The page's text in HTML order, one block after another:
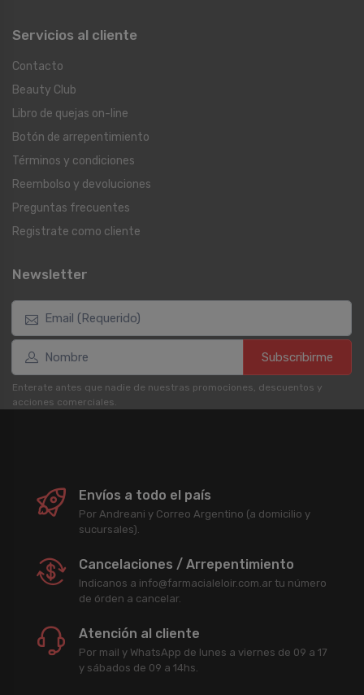
Servicios al cliente
Contacto
Beauty Club
Libro de quejas on-line
Botón de arrepentimiento
Términos y condiciones
Reembolso y devoluciones
Preguntas frecuentes
Registrate como cliente
Newsletter
Subscribirme
Enterate antes que nadie de nuestras promociones, descuentos y
acciones comerciales.
Envíos a todo el país
Por Andreani y Correo Argentino (a domicilio y
sucursales).
Cancelaciones / Arrepentimiento
Indicanos a info@farmacialeloir.com.ar tu número
de órden a cancelar.
Atención al cliente
Por mail y WhatsApp de lunes a viernes de 09 a 17
y sábados de 09 a 14hs.